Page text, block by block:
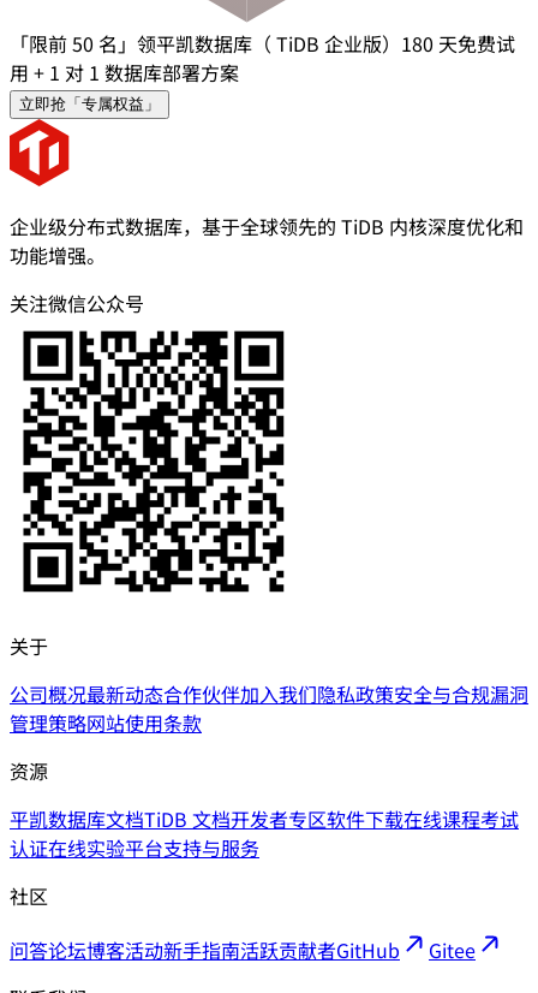
「限前 50 名」领平凯数据库（ TiDB 企业版）180 天免费试
用 + 1 对 1 数据库部署方案
立即抢「专属权益」
企业级分布式数据库，基于全球领先的 TiDB 内核深度优化和
功能增强。
关注微信公众号
关于
公司概况最新动态合作伙伴加入我们隐私政策安全与合规漏洞
管理策略网站使用条款
资源
平凯数据库文档TiDB 文档开发者专区软件下载在线课程考试
认证在线实验平台支持与服务
社区
问答论坛博客活动新手指南活跃贡献者GitHub
Gitee